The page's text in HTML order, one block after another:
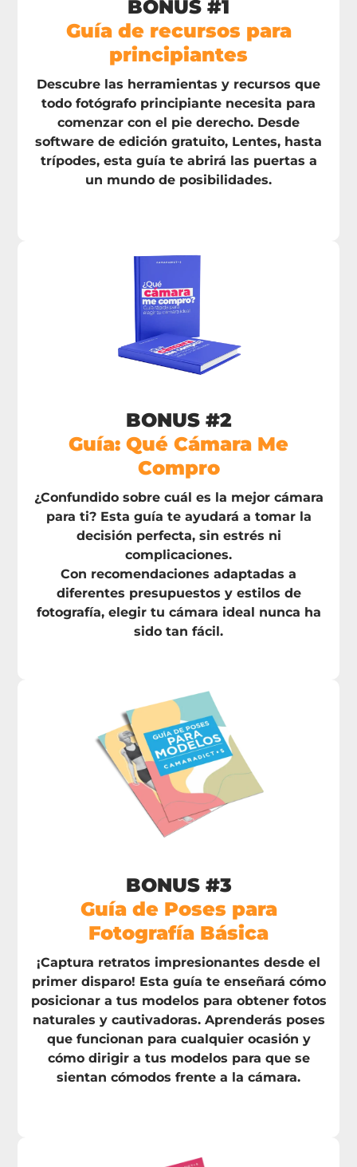
BONUS #1
Guía de recursos para
principiantes
Descubre las herramientas y recursos que
todo fotógrafo principiante necesita para
comenzar con el pie derecho. Desde
software de edición gratuito, Lentes, hasta
trípodes, esta guía te abrirá las puertas a
un mundo de posibilidades.
BONUS #2
Guía: Qué Cámara Me
Compro
¿Confundido sobre cuál es la mejor cámara
para ti? Esta guía te ayudará a tomar la
decisión perfecta, sin estrés ni
complicaciones.
Con recomendaciones adaptadas a
diferentes presupuestos y estilos de
fotografía, elegir tu cámara ideal nunca ha
sido tan fácil.
BONUS #3
Guía de Poses para
Fotografía Básica
¡Captura retratos impresionantes desde el
primer disparo! Esta guía te enseñará cómo
posicionar a tus modelos para obtener fotos
naturales y cautivadoras. Aprenderás poses
que funcionan para cualquier ocasión y
cómo dirigir a tus modelos para que se
sientan cómodos frente a la cámara.